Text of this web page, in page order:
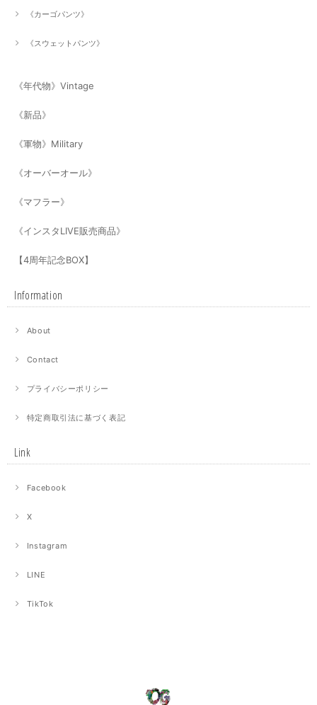
《カーゴパンツ》
《スウェットパンツ》
《年代物》Vintage
《新品》
《軍物》Military
《オーバーオール》
《マフラー》
《インスタLIVE販売商品》
【4周年記念BOX】
Information
About
Contact
プライバシーポリシー
特定商取引法に基づく表記
Link
Facebook
X
Instagram
LINE
TikTok